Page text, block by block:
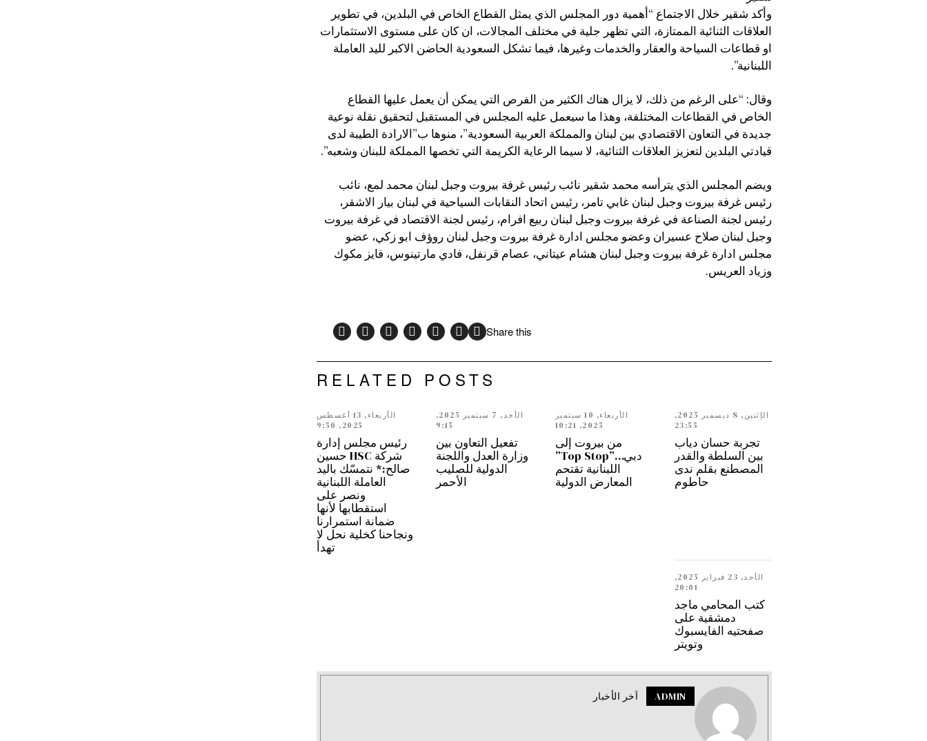
وأكد شقير خلال الاجتماع “أهمية دور المجلس الذي يمثل القطاع الخاص في البلدين، في تطوير
العلاقات الثنائية الممتازة، التي تظهر جلية في مختلف المجالات، ان كان على مستوى الاستثمارات
او قطاعات السياحة والعقار والخدمات وغيرها، فيما تشكل السعودية الحاضن الاكبر لليد العاملة
اللبنانية”.
وقال: “على الرغم من ذلك، لا يزال هناك الكثير من الفرص التي يمكن أن يعمل عليها القطاع
الخاص في القطاعات المختلفة، وهذا ما سيعمل عليه المجلس في المستقبل لتحقيق نقلة نوعية
جديدة في التعاون الاقتصادي بين لبنان والمملكة العربية السعودية”، منوها ب”الارادة الطيبة لدى
قيادتي البلدين لتعزيز العلاقات الثنائية، لا سيما الرعاية الكريمة التي تخصها المملكة للبنان وشعبه”.
ويضم المجلس الذي يترأسه محمد شقير نائب رئيس غرفة بيروت وجبل لبنان محمد لمع، نائب
رئيس غرفة بيروت وجبل لبنان غابي تامر، رئيس اتحاد النقابات السياحية في لبنان بيار الاشقر،
رئيس لجنة الصناعة في غرفة بيروت وجبل لبنان ربيع افرام، رئيس لجنة الاقتصاد في غرفة بيروت
وجبل لبنان صلاح عسيران وعضو مجلس ادارة غرفة بيروت وجبل لبنان روؤف ابو زكي، عضو
مجلس ادارة غرفة بيروت وجبل لبنان هشام عيتاني، عصام قرنفل، فادي مارتينوس، فايز مكوك
وزياد العريس.
Share this
RELATED POSTS
الإثنين, 8 ديسمبر 2025,
23:55
تجربة حسان دياب
بين السلطة والقدر
المصطنع بقلم ندى
حاطوم
الأربعاء, 10 سبتمبر
2025, 10:21
من بيروت إلى
دبي…”Top Stop”
اللبنانية تقتحم
المعارض الدولية
الأحد, 7 سبتمبر 2025,
9:15
تفعيل التعاون بين
وزارة العدل واللجنة
الدولية للصليب
الأحمر
الأربعاء, 13 أغسطس
2025, 9:50
رئيس مجلس إدارة
شركة HSC حسين
صالح:* نتمسّك باليد
العاملة اللبنانية
ونصر على
استقطابها لأنها
ضمانة استمرارنا
ونجاحنا كخلية نحل لا
تهدأ
الأحد, 23 فبراير 2025,
20:01
كتب المحامي ماجد
دمشقية على
صفحتيه الفايسبوك
وتويتر
ADMIN اَخر الأخبار